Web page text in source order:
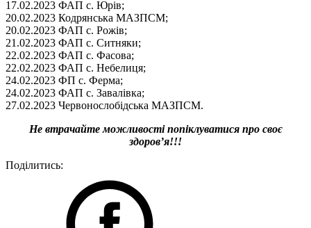
17.02.2023 ФАП с. Юрів;
20.02.2023 Кодрянська МАЗПСМ;
20.02.2023 ФАП с. Рожів;
21.02.2023 ФАП с. Ситняки;
22.02.2023 ФАП с. Фасова;
22.02.2023 ФАП с. Небелиця;
24.02.2023 ФП с. Ферма;
24.02.2023 ФАП с. Завалівка;
27.02.2023 Червонослобідська МАЗПСМ.
Не втрачайте можливості попіклуватися про своє
здоров’я!!!
Поділитись: